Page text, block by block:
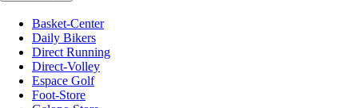
Basket-Center
Daily Bikers
Direct Running
Direct-Volley
Espace Golf
Foot-Store